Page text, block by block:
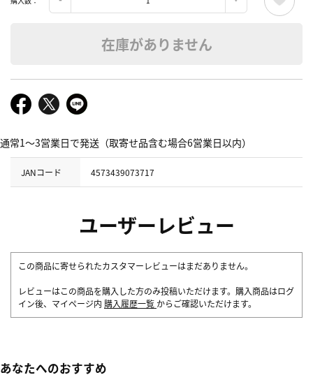
在庫がありません
通常1～3営業日で発送（取寄せ品含む場合6営業日以内）
JANコード 4573439073717
ユーザーレビュー
この商品に寄せられたカスタマーレビューはまだありません。
レビューはこの商品を購入した方のみ投稿いただけます。購入商品はログ
イン後、マイページ内 購入履歴一覧 からご確認いただけます。
あなたへのおすすめ